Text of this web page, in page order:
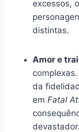
excessos,
distintas.
Amor e
da
em Fatal